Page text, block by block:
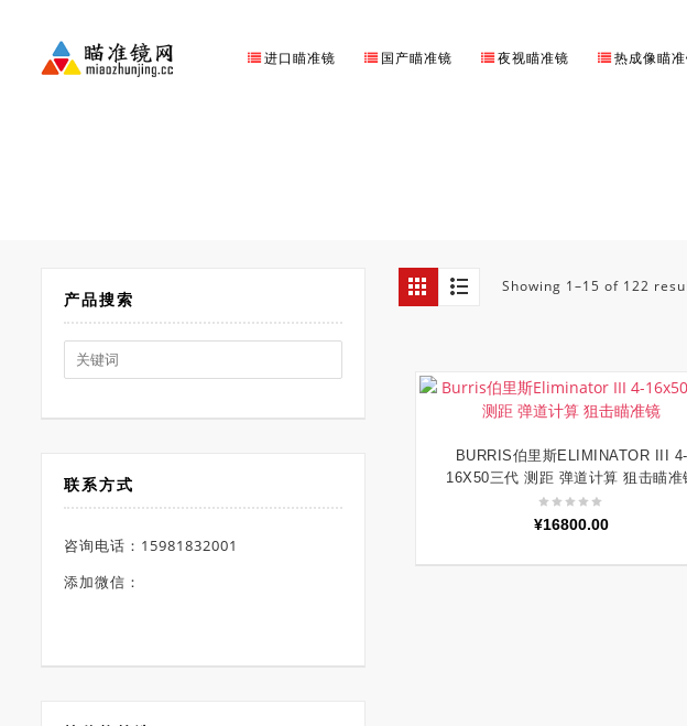
进口瞄准镜 国产瞄准镜 夜视瞄准镜 热成像瞄
产品搜索
Search
for:
联系方式
咨询电话：15981832001
添加微信：
Showing 1–15 of 122
加入购物车
BURRIS伯里斯ELIMINATOR III 4-
16X50三代 测距 弹道计算 狙击瞄准
¥16800.00